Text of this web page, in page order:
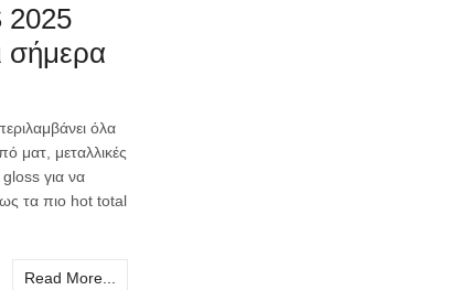
2025
σήμερα
όλα
ματ, μεταλλικές
gloss για να
τα πιο hot total
Read More...